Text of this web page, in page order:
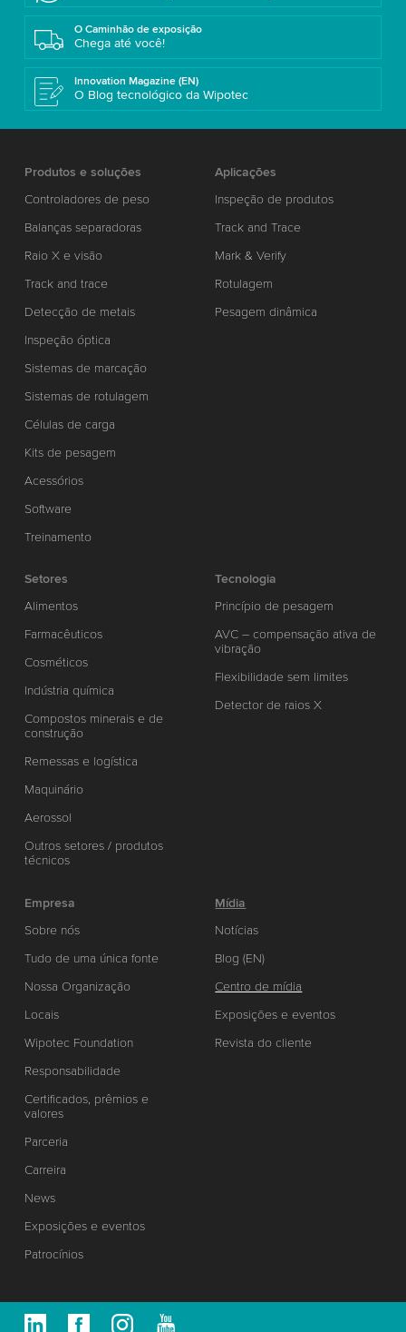
O Caminhão de exposição
Chega até você!
Innovation Magazine (EN)
O Blog tecnológico da Wipotec
Produtos e soluções
Controladores de peso
Balanças separadoras
Raio X e visão
Track and trace
Detecção de metais
Inspeção óptica
Sistemas de marcação
Sistemas de rotulagem
Células de carga
Kits de pesagem
Acessórios
Software
Treinamento
Aplicações
Inspeção de produtos
Track and Trace
Mark & Verify
Rotulagem
Pesagem dinâmica
Setores
Alimentos
Farmacêuticos
Cosméticos
Indústria química
Compostos minerais e de
construção
Remessas e logística
Maquinário
Aerossol
Outros setores / produtos
técnicos
Tecnologia
Princípio de pesagem
AVC – compensação ativa de
vibração
Flexibilidade sem limites
Detector de raios X
Empresa
Sobre nós
Tudo de uma única fonte
Nossa Organização
Locais
Wipotec Foundation
Responsabilidade
Certificados, prêmios e
valores
Parceria
Carreira
News
Exposições e eventos
Patrocínios
Mídia
Notícias
Blog (EN)
Centro de mídia
Exposições e eventos
Revista do cliente